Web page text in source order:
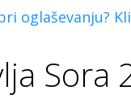
oglaševanju?
Sora